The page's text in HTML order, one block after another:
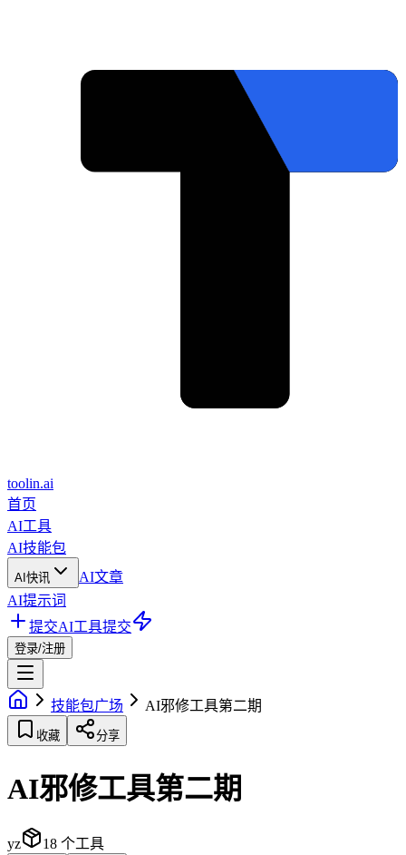
toolin.ai
首页
AI工具
AI技能包
AI快讯
AI文章
AI提示词
提交AI工具提交
登录/注册
技能包广场 AI邪修工具第二期
收藏 分享
AI邪修工具第二期
yz 18 个工具